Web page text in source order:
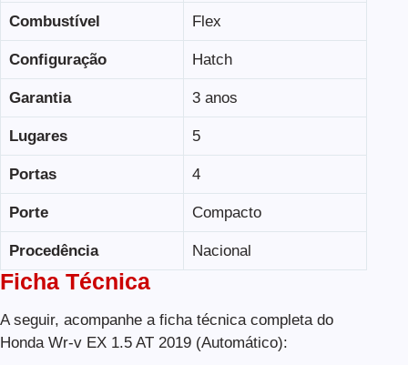
Combustível Flex
Configuração Hatch
Garantia 3 anos
Lugares 5
Portas 4
Porte Compacto
Procedência Nacional
Ficha Técnica
A seguir, acompanhe a ficha técnica completa do
Honda Wr-v EX 1.5 AT 2019 (Automático):